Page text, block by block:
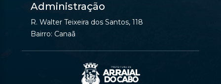
Administração
R. Walter Teixeira dos Santos, 118
Bairro: Canaã